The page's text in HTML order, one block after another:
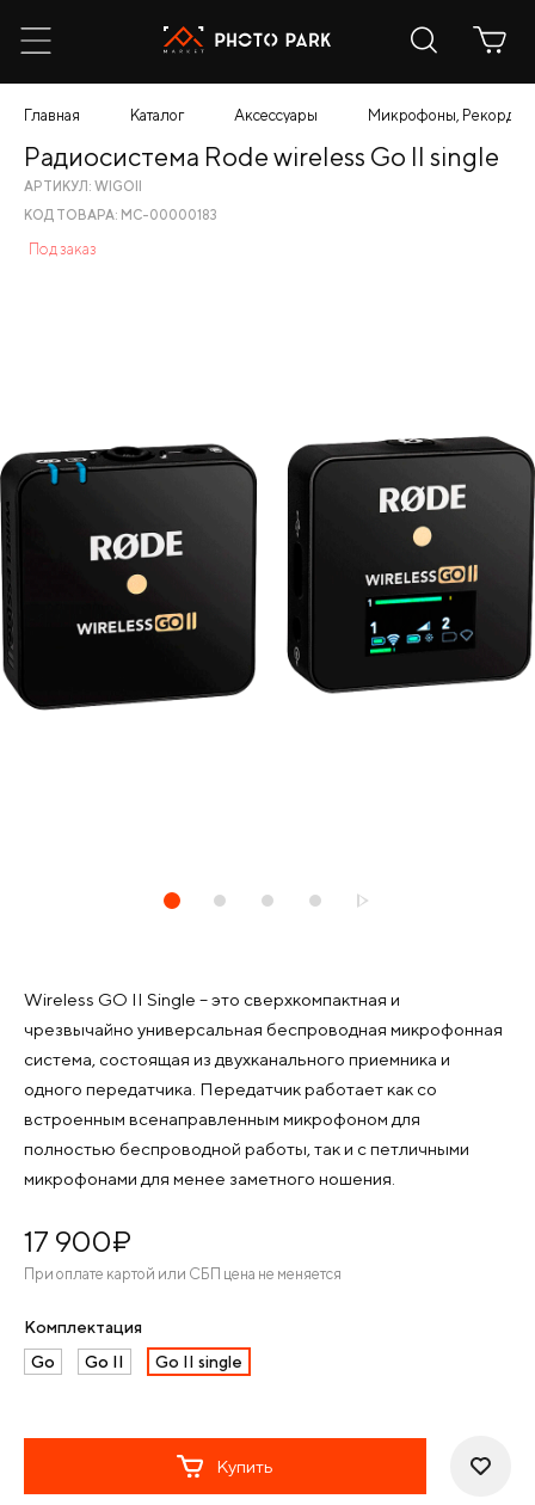
Главная Каталог Аксессуары Микрофоны,
Wireless GO II Single – это сверхкомпактная и
чрезвычайно универсальная беспроводная микрофонная
система, состоящая из двухканального приемника и
одного передатчика. Передатчик работает как со
встроенным всенаправленным микрофоном для
полностью беспроводной работы, так и с петличными
микрофонами для менее заметного ношения.
17 900¤
При оплате картой или СБП цена не меняется
Комплектация
Go
Go II Go II single
Купить
Радиосистема Rode wireless Go II single
АРТИКУЛ: WIGOII
КОД ТОВАРА: МС-00000183
Под заказ